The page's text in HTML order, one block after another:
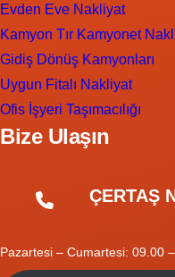
Evden Eve Nakliyat
Kamyon Tır Kamyonet
Gidiş Dönüş Kamyonları
Uygun Fitalı Nakliyat
Ofis İşyeri Taşımacılığı
Bize Ulaşın
ÇERTAŞ
Pazartesi – Cumartesi: 09.00